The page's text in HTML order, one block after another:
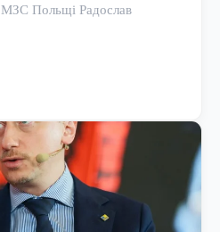
МЗС Польщі Радослав